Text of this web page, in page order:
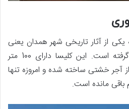
از آثار تاریخی شهر همدان یعنی
خانه کشیش گریگوری قرار گرفته است. این کلیسا دارای 100 متر
آجر خشتی ساخته شده و امروزه تنها
مانده است.